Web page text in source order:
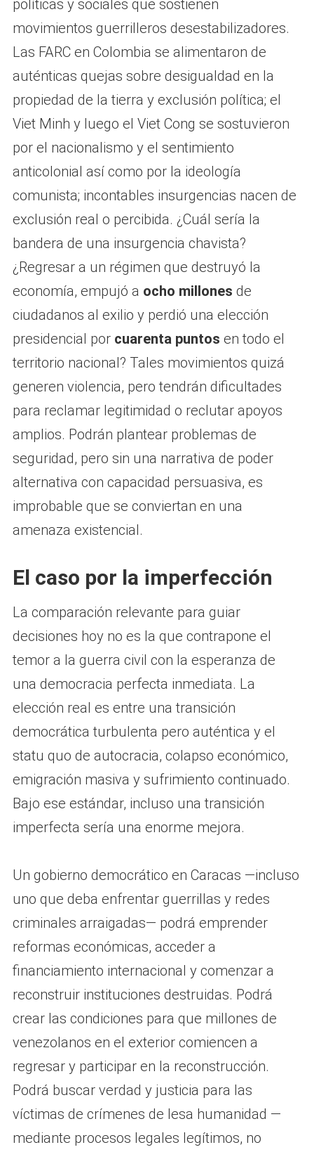
políticas y sociales que sostienen
movimientos guerrilleros desestabilizadores.
Las FARC en Colombia se alimentaron de
auténticas quejas sobre desigualdad en la
propiedad de la tierra y exclusión política; el
Viet Minh y luego el Viet Cong se sostuvieron
por el nacionalismo y el sentimiento
anticolonial así como por la ideología
comunista; incontables insurgencias nacen de
exclusión real o percibida. ¿Cuál sería la
bandera de una insurgencia chavista?
¿Regresar a un régimen que destruyó la
economía, empujó a ocho millones de
ciudadanos al exilio y perdió una elección
presidencial por cuarenta puntos en todo el
territorio nacional? Tales movimientos quizá
generen violencia, pero tendrán dificultades
para reclamar legitimidad o reclutar apoyos
amplios. Podrán plantear problemas de
seguridad, pero sin una narrativa de poder
alternativa con capacidad persuasiva, es
improbable que se conviertan en una
amenaza existencial.
El caso por la imperfección
La comparación relevante para guiar
decisiones hoy no es la que contrapone el
temor a la guerra civil con la esperanza de
una democracia perfecta inmediata. La
elección real es entre una transición
democrática turbulenta pero auténtica y el
statu quo de autocracia, colapso económico,
emigración masiva y sufrimiento continuado.
Bajo ese estándar, incluso una transición
imperfecta sería una enorme mejora.
Un gobierno democrático en Caracas —incluso
uno que deba enfrentar guerrillas y redes
criminales arraigadas— podrá emprender
reformas económicas, acceder a
financiamiento internacional y comenzar a
reconstruir instituciones destruidas. Podrá
crear las condiciones para que millones de
venezolanos en el exterior comiencen a
regresar y participar en la reconstrucción.
Podrá buscar verdad y justicia para las
víctimas de crímenes de lesa humanidad —
mediante procesos legales legítimos, no